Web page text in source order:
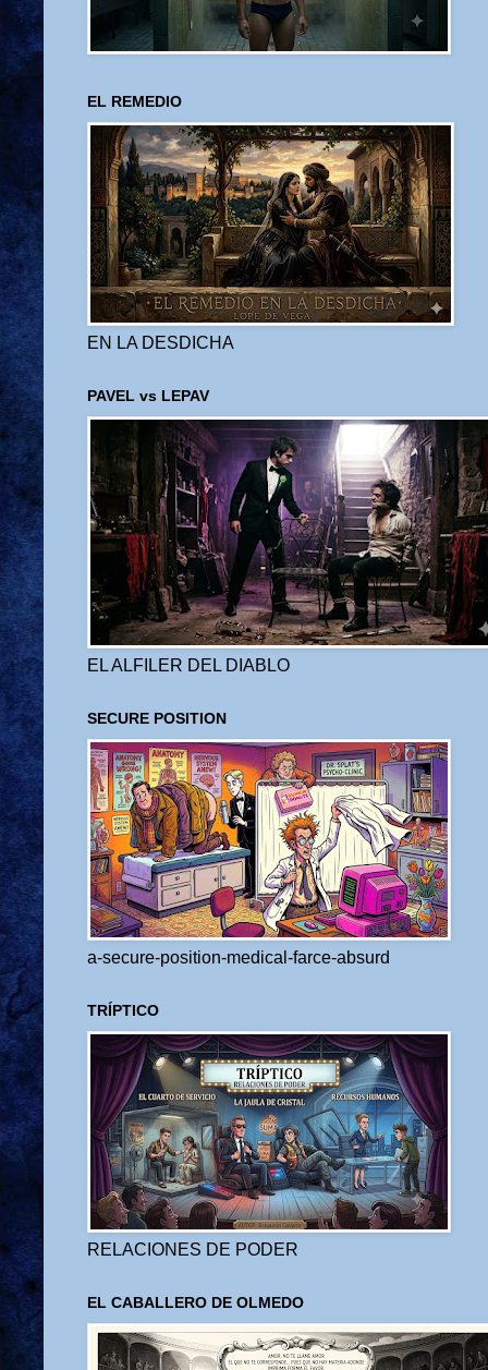
EL REMEDIO
EN LA DESDICHA
PAVEL vs LEPAV
EL ALFILER DEL DIABLO
SECURE POSITION
a-secure-position-medical-farce-absurd
TRÍPTICO
RELACIONES DE PODER
EL CABALLERO DE OLMEDO